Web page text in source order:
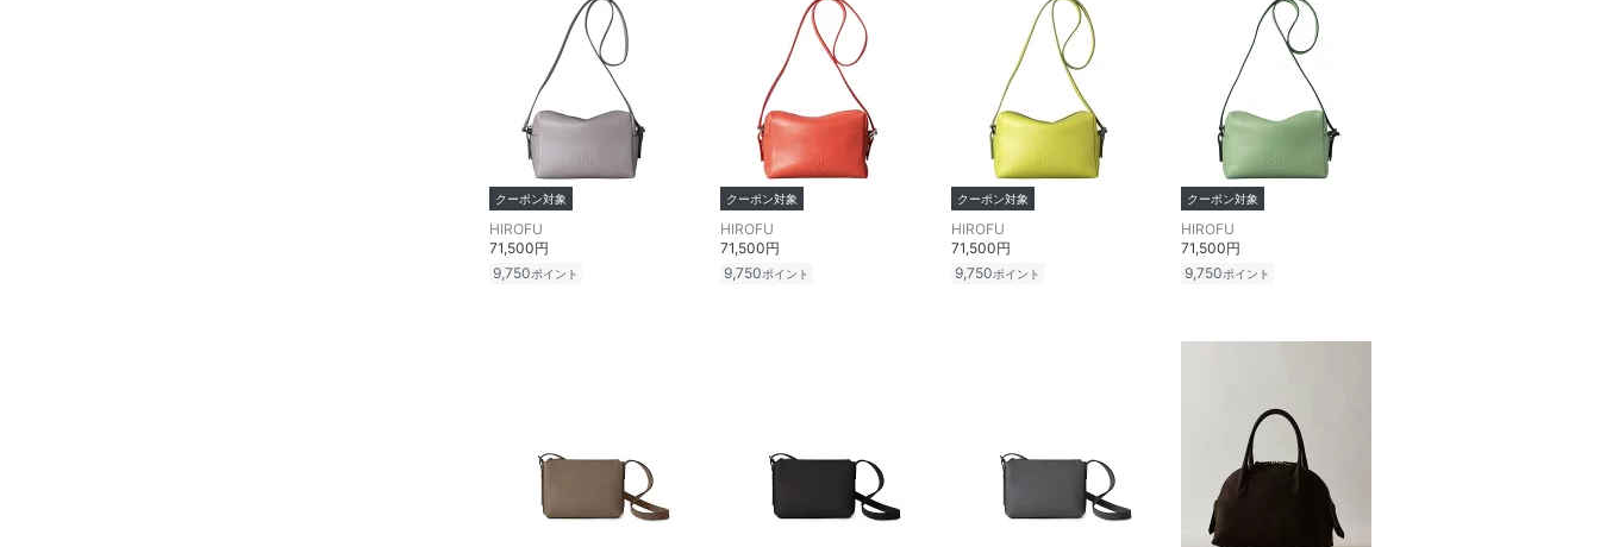
クーポン対象
HIROFU
71,500円
9,750ポイント
クーポン対象
HIROFU
71,500円
9,750ポイント
クーポン対象
HIROFU
71,500円
9,750ポイント
クーポン対象
HIROFU
71,500円
9,750ポイント